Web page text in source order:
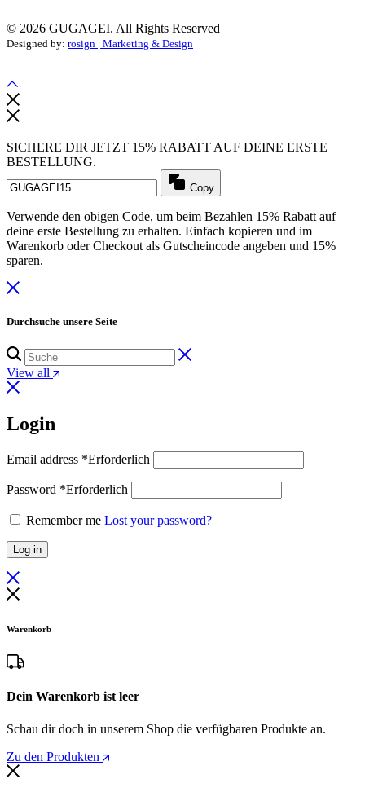
© 2026 GUGAGEI. All Rights Reserved
Designed by: rosign | Marketing & Design
SICHERE DIR JETZT 15% RABATT AUF DEINE ERSTE
BESTELLUNG.
Copy
Verwende den obigen Code, um beim Bezahlen 15% Rabatt auf
deine erste Bestellung zu erhalten. Einfach kopieren und im
Warenkorb oder Checkout als Gutscheincode angeben und 15%
sparen.
Durchsuche unsere Seite
View all
Login
Email address *Erforderlich
Password *Erforderlich
Remember me Lost your password?
Log in
Warenkorb
Dein Warenkorb ist leer
Schau dir doch in unserem Shop die verfügbaren Produkte an.
Zu den Produkten